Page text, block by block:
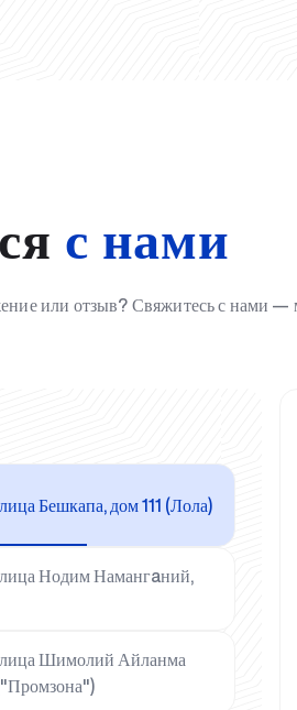
с нами
или отзыв? Свяжитесь с нами
Бешкапа, дом 111 (Лола)
Нодим Намангaний,
Шимолий Айланма